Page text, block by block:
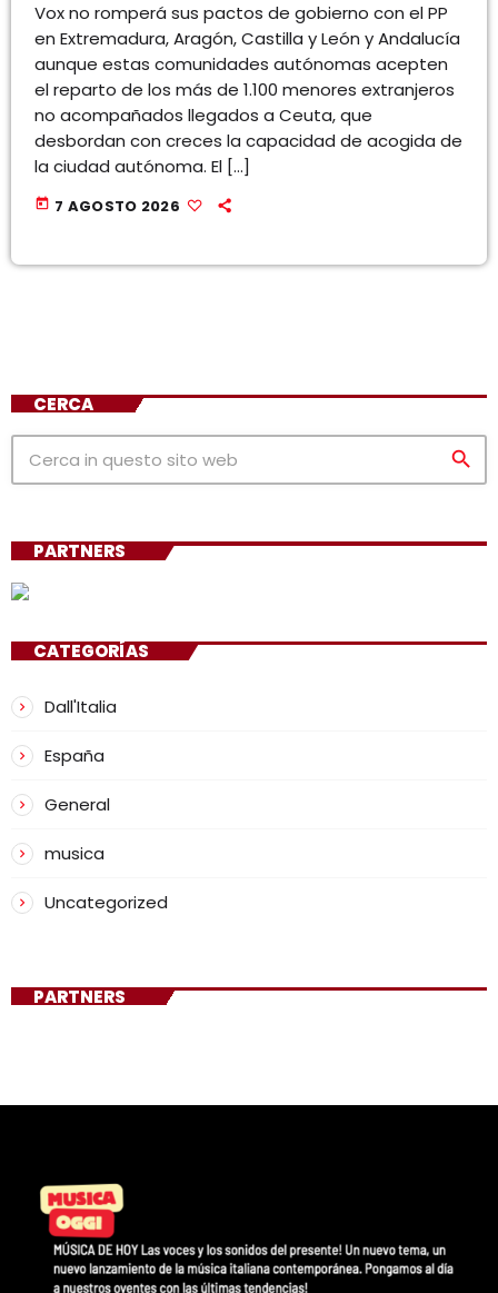
Vox no romperá sus pactos de gobierno con el PP
en Extremadura, Aragón, Castilla y León y Andalucía
aunque estas comunidades autónomas acepten
el reparto de los más de 1.100 menores extranjeros
no acompañados llegados a Ceuta, que
desbordan con creces la capacidad de acogida de
la ciudad autónoma. El […]
today 7 AGOSTO 2026
CERCA
search
PARTNERS
CATEGORÍAS
Dall'Italia
España
General
musica
Uncategorized
PARTNERS